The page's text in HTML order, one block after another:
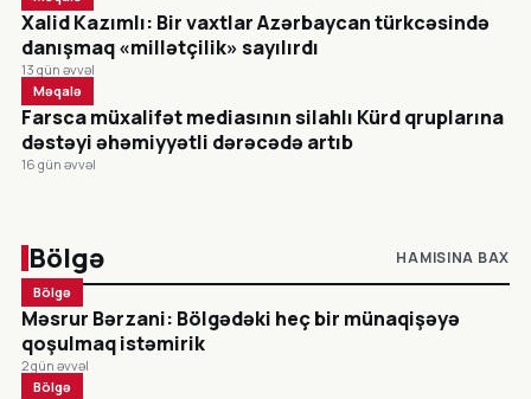
Xalid Kazımlı: Bir vaxtlar Azərbaycan türkcəsində
danışmaq «millətçilik» sayılırdı
13 gün əvvəl
Məqalə
Farsca müxalifət mediasının silahlı Kürd qruplarına
dəstəyi əhəmiyyətli dərəcədə artıb
16 gün əvvəl
Bölgə HAMISINA BAX
Bölgə
Məsrur Bərzani: Bölgədəki heç bir münaqişəyə
qoşulmaq istəmirik
2 gün əvvəl
Bölgə